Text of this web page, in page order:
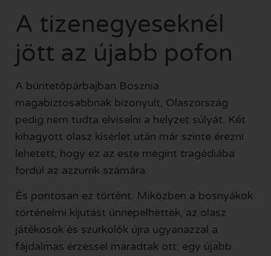
A tizenegyeseknél
jött az újabb pofon
A büntetőpárbajban Bosznia
magabiztosabbnak bizonyult, Olaszország
pedig nem tudta elviselni a helyzet súlyát. Két
kihagyott olasz kísérlet után már szinte érezni
lehetett, hogy ez az este megint tragédiába
fordul az azzurrik számára.
És pontosan ez történt. Miközben a bosnyákok
történelmi kijutást ünnepelhettek, az olasz
játékosok és szurkolók újra ugyanazzal a
fájdalmas érzéssel maradtak ott: egy újabb